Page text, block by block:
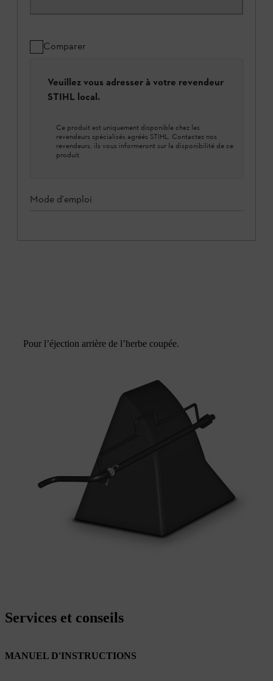
Comparer
Veuillez vous adresser à votre revendeur
STIHL local.
Ce produit est uniquement disponible chez les
revendeurs spécialisés agréés STIHL. Contactez nos
revendeurs, ils vous informeront sur la disponibilité de ce
produit.
Mode d'emploi
Pour l’éjection arrière de l’herbe coupée.
Services et conseils
MANUEL D'INSTRUCTIONS